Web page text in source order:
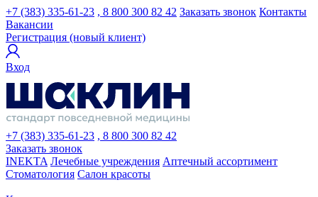
+7 (383) 335-61-23 , 8 800 300 82 42 Заказать звонок Контакты
Вакансии
Регистрация (новый клиент)
Вход
+7 (383) 335-61-23 , 8 800 300 82 42
Заказать звонок
INEKTA Лечебные учреждения Аптечный ассортимент
Стоматология Салон красоты